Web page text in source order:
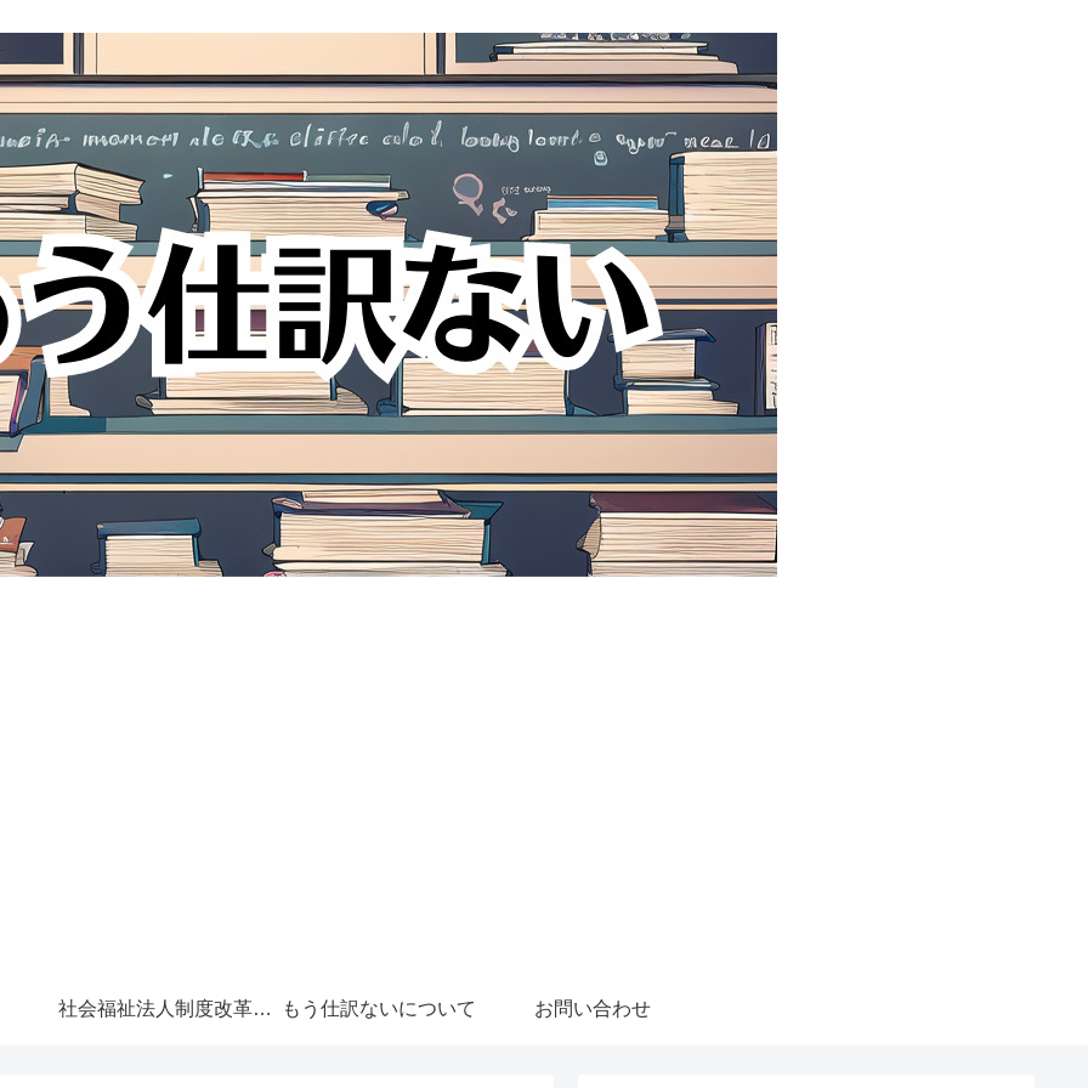
社会福祉法人制度改革に もう仕訳ないについて お問い合わせ